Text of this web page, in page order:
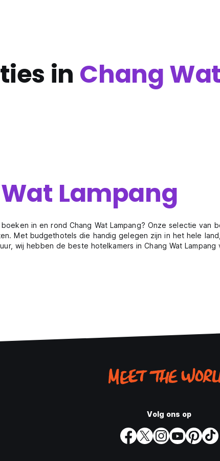
in Chang
Lampang
in en rond Chang Wat Lampang? Onze selectie van
Met budgethotels die handig gelegen zijn in het hele
wij hebben de beste hotelkamers in Chang Wat
Volg ons op